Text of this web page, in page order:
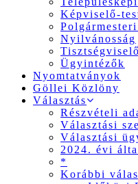
Képviselő-
Nyilvánosság
Ügyintézők
Nyomtatványok
Göllei Közlöny
Választás
Részvételi
Választási
Választási
2024. évi
*
Korábbi